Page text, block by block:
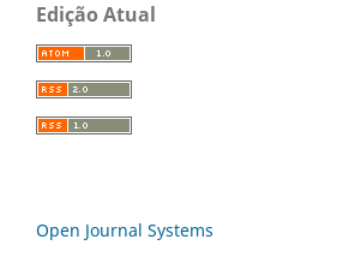
Edição Atual
Open Journal Systems